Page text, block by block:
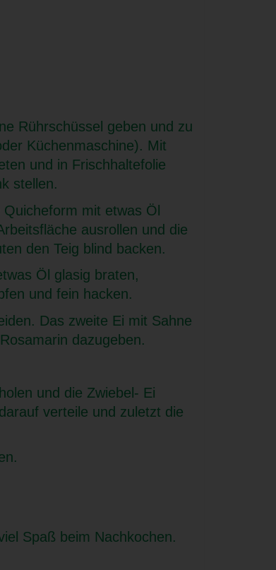
Rührschüssel geben und zu
Küchenmaschine). Mit
und in Frischhaltefolie
stellen.
mit etwas Öl
ausrollen und die
den Teig blind backen.
Öl glasig braten,
und fein hacken.
Das zweite Ei mit Sahne
dazugeben.
und die Zwiebel- Ei
verteile und zuletzt die
Spaß beim Nachkochen.